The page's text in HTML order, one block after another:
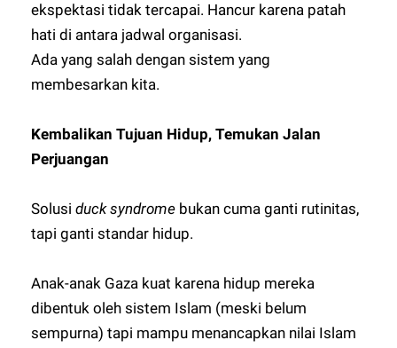
ekspektasi tidak tercapai. Hancur karena patah
hati di antara jadwal organisasi.
Ada yang salah dengan sistem yang
membesarkan kita.
Kembalikan Tujuan Hidup, Temukan Jalan
Perjuangan
Solusiduck syndrome bukan cuma ganti rutinitas,
tapi ganti standar hidup.
Anak-anak Gaza kuat karena hidup mereka
dibentuk oleh sistem Islam (meski belum
sempurna) tapi mampu menancapkan nilai Islam